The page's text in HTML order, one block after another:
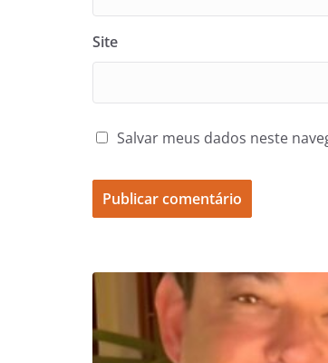
Site
Salvar meus dados neste